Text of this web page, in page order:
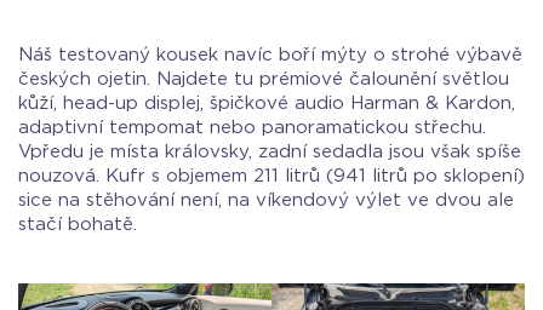
Náš testovaný kousek navíc boří mýty o strohé výbavě
českých ojetin. Najdete tu prémiové čalounění světlou
kůží, head-up displej, špičkové audio Harman & Kardon,
adaptivní tempomat nebo panoramatickou střechu.
Vpředu je místa královsky, zadní sedadla jsou však spíše
nouzová. Kufr s objemem 211 litrů (941 litrů po sklopení)
sice na stěhování není, na víkendový výlet ve dvou ale
stačí bohatě.